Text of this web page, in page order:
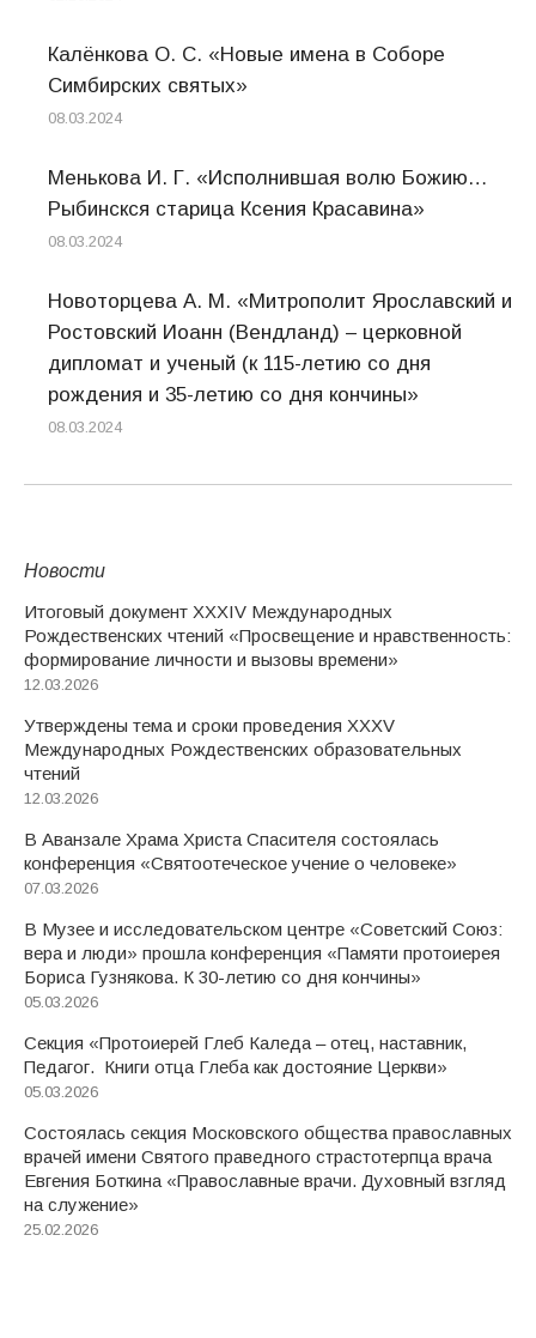
Калёнкова О. С. «Новые имена в Соборе
Симбирских святых»
08.03.2024
Менькова И. Г. «Исполнившая волю Божию…
Рыбинскся старица Ксения Красавина»
08.03.2024
Новоторцева А. М. «Митрополит Ярославский и
Ростовский Иоанн (Вендланд) – церковной
дипломат и ученый (к 115-летию со дня
рождения и 35-летию со дня кончины»
08.03.2024
Новости
Итоговый документ XXХIV Международных
Рождественских чтений «Просвещение и нравственность:
формирование личности и вызовы времени»
12.03.2026
Утверждены тема и сроки проведения XXXV
Международных Рождественских образовательных
чтений
12.03.2026
В Аванзале Храма Христа Спасителя состоялась
конференция «Святоотеческое учение о человеке»
07.03.2026
В Музее и исследовательском центре «Советский Союз:
вера и люди» прошла конференция «Памяти протоиерея
Бориса Гузнякова. К 30-летию со дня кончины»
05.03.2026
Секция «Протоиерей Глеб Каледа – отец, наставник,
Педагог. Книги отца Глеба как достояние Церкви»
05.03.2026
Состоялась секция Московского общества православных
врачей имени Святого праведного страстотерпца врача
Евгения Боткина «Православные врачи. Духовный взгляд
на служение»
25.02.2026